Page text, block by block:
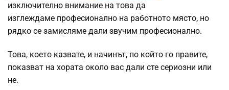
изключително внимание на това да
изглеждаме професионално на работното място, но
рядко се замисляме дали звучим професионално.
Това, което казвате, и начинът, по който го правите,
показват на хората около вас дали сте сериозни или
не.